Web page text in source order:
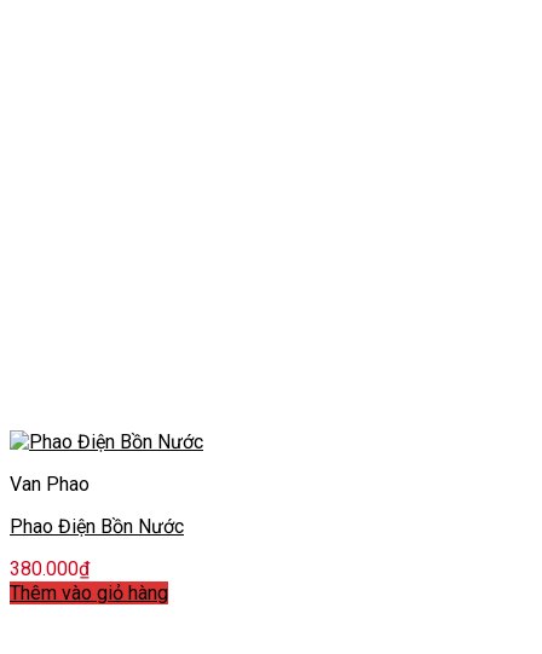
Van Phao
Phao Điện Bồn Nước
380.000₫
Thêm vào giỏ hàng